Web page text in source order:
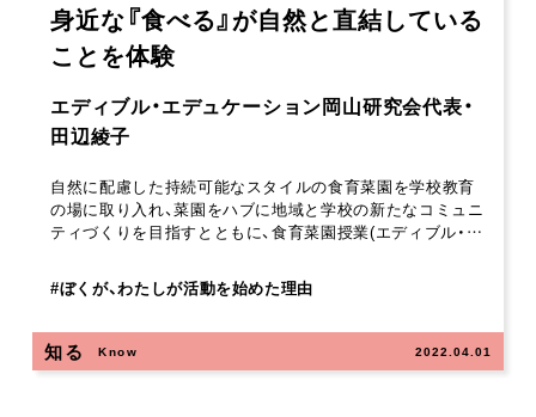
身近な『食べる』が自然と直結している
ことを体験
エディブル・エデュケーション岡山研究会代表・
田辺綾子
自然に配慮した持続可能なスタイルの食育菜園を学校教育
の場に取り入れ、菜園をハブに地域と学校の新たなコミュニ
ティづくりを目指すとともに、食育菜園授業(エディブル・…
#ぼくが、わたしが活動を始めた理由
知る Know 2022.04.01